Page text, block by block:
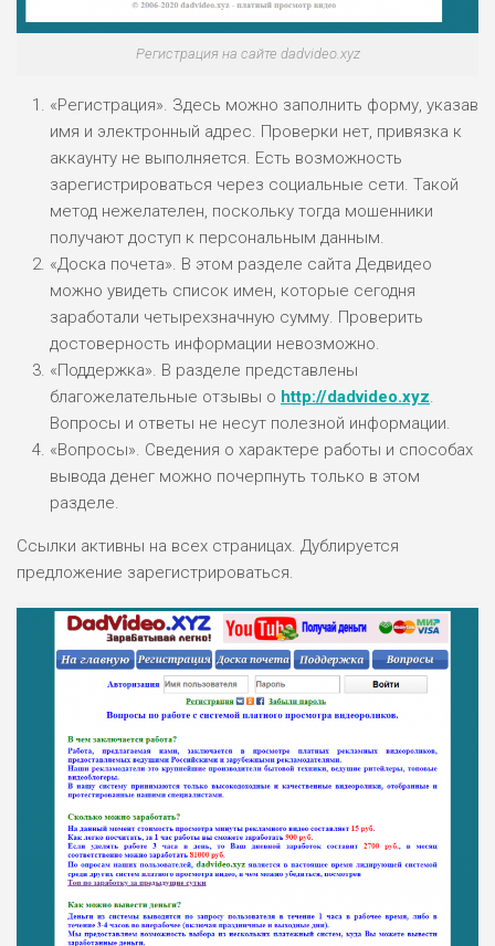
ПОДОЙДЕТ
2
ДОХОД: НИЗКИЙ
ПОДОЙДЕТ
ВСЕМ
РИСКИ: НИЗКИЕ
ДОХОД: СРЕДНИЙ
БЮДЖЕТ: НИЗКИЙ
ОБЗОР
Регистрация на сайте dadvideo.xyz
«Регистрация». Здесь можно заполнить форму, указав
имя и электронный адрес. Проверки нет, привязка к
аккаунту не выполняется. Есть возможность
зарегистрироваться через социальные сети. Такой
метод нежелателен, поскольку тогда мошенники
получают доступ к персональным данным.
«Доска почета». В этом разделе сайта Дедвидео
можно увидеть список имен, которые сегодня
заработали четырехзначную сумму. Проверить
достоверность информации невозможно.
«Поддержка». В разделе представлены
благожелательные отзывы о http://dadvideo.xyz
Вопросы и ответы не несут полезной информации.
«Вопросы». Сведения о характере работы и способах
вывода денег можно почерпнуть только в этом
разделе.
Ссылки активны на всех страницах. Дублируется
предложение зарегистрироваться.